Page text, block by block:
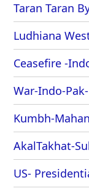
Taran Taran
Ludhiana
Ceasefire -
War-Indo-
Kumbh-
AkalTakhat-
US-